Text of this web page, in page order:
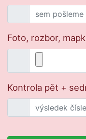
Foto, rozbor,
Kontrola pět +